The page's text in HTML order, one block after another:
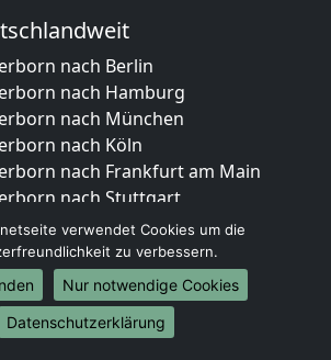
nach Berlin
nach Hamburg
nach München
nach Köln
nach Frankfurt am Main
nach Stuttgart
nach Düsseldorf
nach Leipzig
nach Dortmund
nach Essen
nach Bremen
verwendet Cookies um die
zu verbessern.
Nur notwendige Cookies
Datenschutzerklärung